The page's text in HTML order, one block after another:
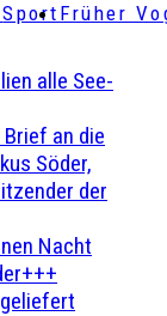
Sport Früher
alle See-
an die
Söder,
der
Nacht